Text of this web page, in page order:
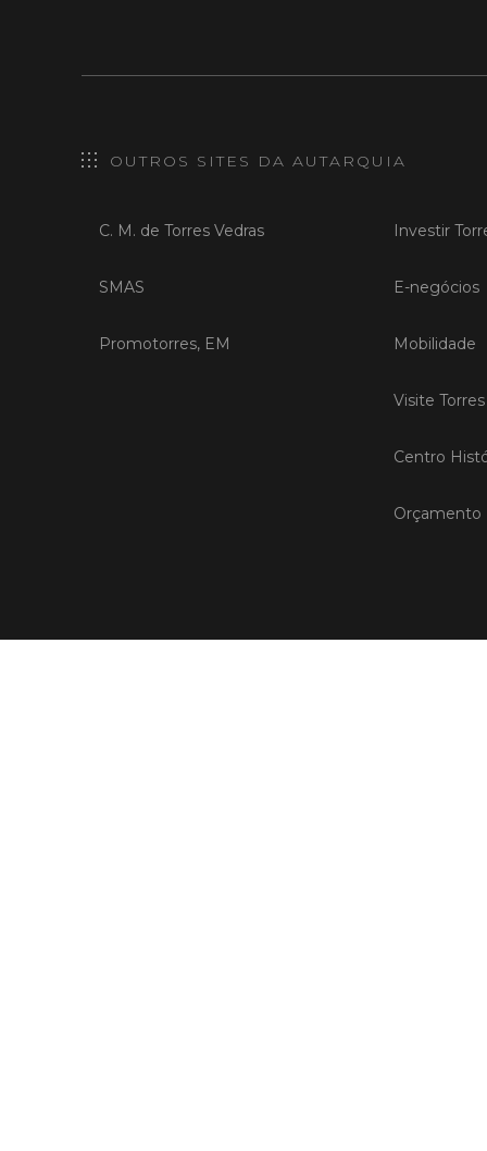
OUTROS SITES DA AUTARQUIA
C. M. de Torres Vedras
SMAS
Promotorres, EM
Investir
E-negócios
Mobilidade
Visite
Centro
Orçamento